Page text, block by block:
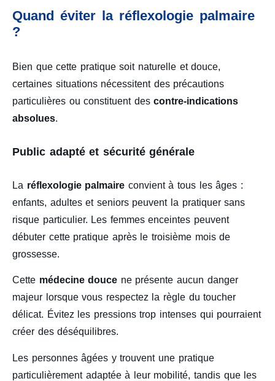
Quand éviter la réflexologie palmaire
?
Bien que cette pratique soit naturelle et douce,
certaines situations nécessitent des précautions
particulières ou constituent descontre-indications
absolues.
Public adapté et sécurité générale
La réflexologie palmaire convient à tous les âges :
enfants, adultes et seniors peuvent la pratiquer sans
risque particulier. Les femmes enceintes peuvent
débuter cette pratique après le troisième mois de
grossesse.
Cette médecine douce ne présente aucun danger
majeur lorsque vous respectez la règle du toucher
délicat. Évitez les pressions trop intenses qui pourraient
créer des déséquilibres.
Les personnes âgées y trouvent une pratique
particulièrement adaptée à leur mobilité, tandis que les